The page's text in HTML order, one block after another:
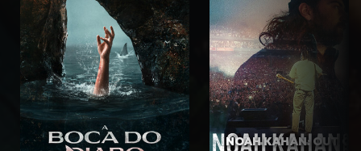
NOAH KAHAN: OUT OF